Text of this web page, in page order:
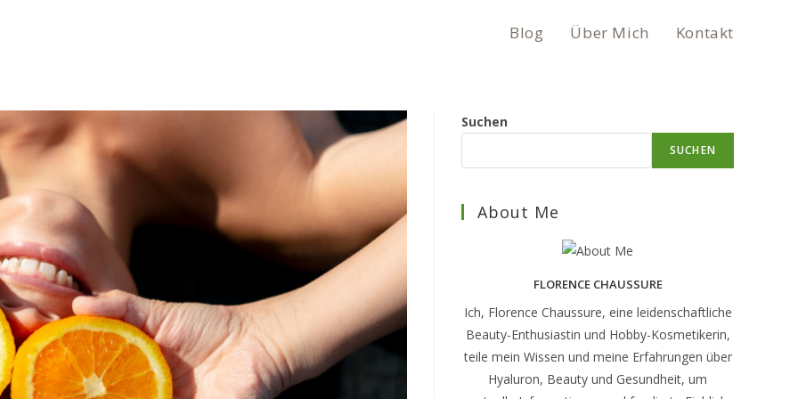
Blog Über Mich Kontakt
Suchen
SUCHEN
About Me
FLORENCE CHAUSSURE
Ich, Florence Chaussure, eine leidenschaftliche
Beauty-Enthusiastin und Hobby-Kosmetikerin,
teile mein Wissen und meine Erfahrungen über
Hyaluron, Beauty und Gesundheit, um